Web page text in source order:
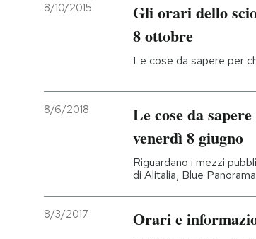
8/10/2015
Gli orari dello
8 ottobre
Le cose da sapere per
8/6/2018
Le cose da
venerdì 8 giugno
Riguardano i mezzi
di Alitalia, Blue
8/3/2017 Orari e